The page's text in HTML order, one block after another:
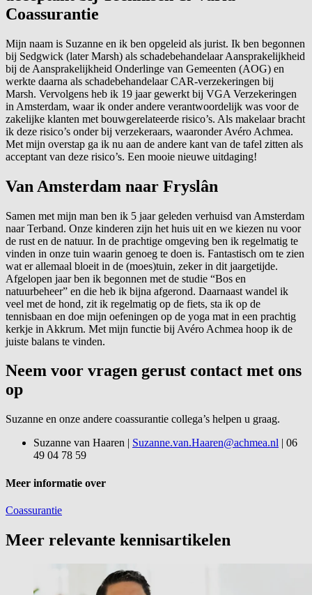
Coassurantie
Mijn naam is Suzanne en ik ben opgeleid als jurist. Ik ben begonnen
bij Sedgwick (later Marsh) als schadebehandelaar Aansprakelijkheid
bij de Aansprakelijkheid Onderlinge van Gemeenten (AOG) en
werkte daarna als schadebehandelaar CAR-verzekeringen bij
Marsh. Vervolgens heb ik 19 jaar gewerkt bij VGA Verzekeringen
in Amsterdam, waar ik onder andere verantwoordelijk was voor de
zakelijke klanten met bouwgerelateerde risico’s. Als makelaar bracht
ik deze risico’s onder bij verzekeraars, waaronder Avéro Achmea.
Met mijn overstap ga ik nu aan de andere kant van de tafel zitten als
acceptant van deze risico’s. Een mooie nieuwe uitdaging!
Van Amsterdam naar Fryslân
Samen met mijn man ben ik 5 jaar geleden verhuisd van Amsterdam
naar Terband. Onze kinderen zijn het huis uit en we kiezen nu voor
de rust en de natuur. In de prachtige omgeving ben ik regelmatig te
vinden in onze tuin waarin genoeg te doen is. Fantastisch om te zien
wat er allemaal bloeit in de (moes)tuin, zeker in dit jaargetijde.
Afgelopen jaar ben ik begonnen met de studie “Bos en
natuurbeheer” en die heb ik bijna afgerond. Daarnaast wandel ik
veel met de hond, zit ik regelmatig op de fiets, sta ik op de
tennisbaan en doe mijn oefeningen op de yoga mat in een prachtig
kerkje in Akkrum. Met mijn functie bij Avéro Achmea hoop ik de
juiste balans te vinden.
Neem voor vragen gerust contact met ons
op
Suzanne en onze andere coassurantie collega’s helpen u graag.
Suzanne van Haaren | Suzanne.van.Haaren@achmea.nl | 06
49 04 78 59
Meer informatie over
Coassurantie
Meer relevante kennisartikelen